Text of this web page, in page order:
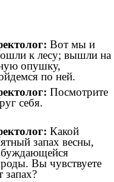
Вот мы и
к лесу; вышли на
опушку,
по ней.
Посмотрите
себя.
Какой
запах весны,
Вы чувствуете
запах?